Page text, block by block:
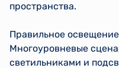
пространства.
Правильное
Многоуровневые
светильниками и